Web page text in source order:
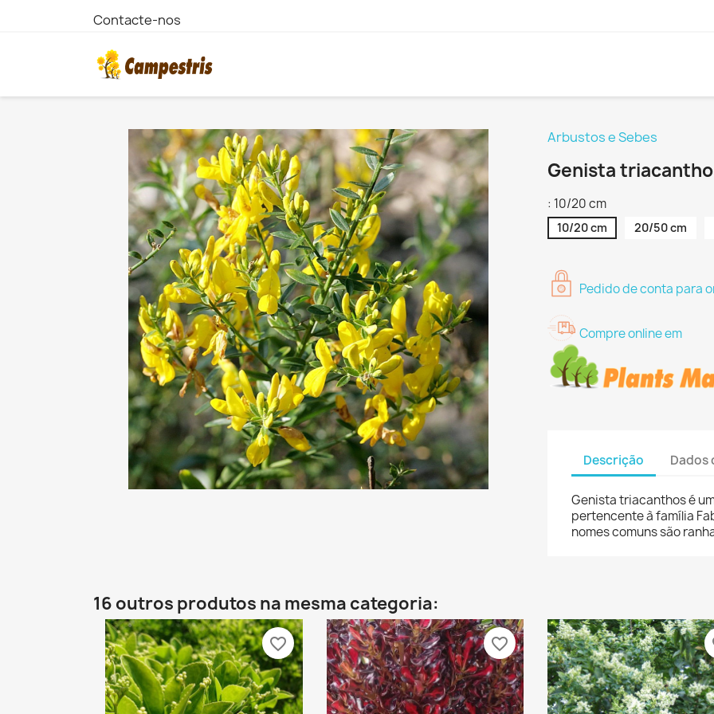
Contacte-nos
Arbustos e Sebes
Genista
: 10/20 cm
10/20 cm 20/50 cm
Pedido de conta para
Compre online em
Descrição Dados
Genista triacanthos é
pertencente à família
nomes comuns são
16 outros produtos na mesma categoria:
favorite_border favorite_border